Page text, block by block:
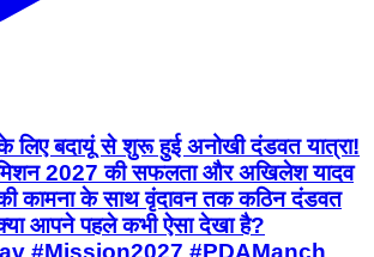
लिए बदायूं से शुरू हुई अनोखी दंडवत यात्रा!
2027 की सफलता और अखिलेश यादव
कामना के साथ वृंदावन तक कठिन दंडवत
आपने पहले कभी ऐसा देखा है?
#Mission2027 #PDAManch